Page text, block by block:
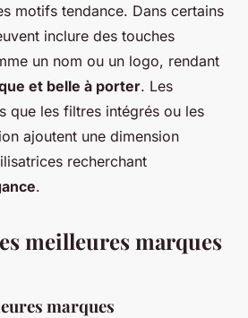
motifs tendance. Dans certains
inclure des touches
un nom ou un logo, rendant
et belle à porter. Les
que les filtres intégrés ou les
ajoutent une dimension
recherchant
.
meilleures marques
marques